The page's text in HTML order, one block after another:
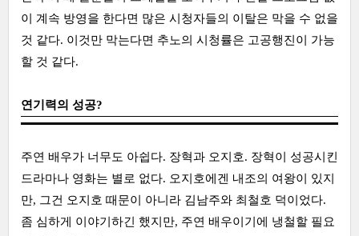
이 계속 방영을 한다면 많은 시청자들의 이탈은 막을 수 없을
것 같다. 이것만 막는다면 추노의 시청률은 고공행진이 가능
할 것 같다.
연기력의 성공?
주연 배우가 너무도 아쉽다. 장혁과 오지호. 장혁이 성공시킨
드라마나 영화는 별로 없다. 오지호에겐 내조의 여왕이 있지
만, 그건 오지호 때문이 아니라 김남주와 최철호 덕이었다.
좀 심하게 이야기하긴 했지만, 주연 배우이기에 냉철할 필요